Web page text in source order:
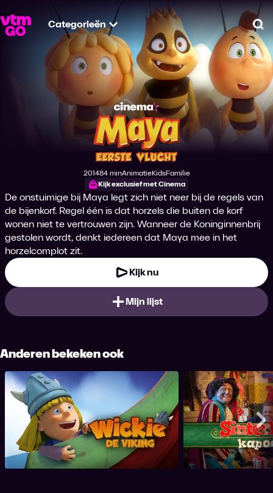
Categorieën
Maya: Eerste
Productiejaar
2014
Tijdsduur
84 min
Genre
Animatie
Genre
Kids
Genre
Familie
Kijk exclusief met Cinema
De onstuimige bij Maya legt zich niet neer bij de regels van
de bijenkorf. Regel één is dat horzels die buiten de korf
wonen niet te vertrouwen zijn. Wanneer de Koninginnenbrij
gestolen wordt, denkt iedereen dat Maya mee in het
horzelcomplot zit.
Kijk nu
Mijn lijst
Anderen bekeken ook
Wickie de Viking